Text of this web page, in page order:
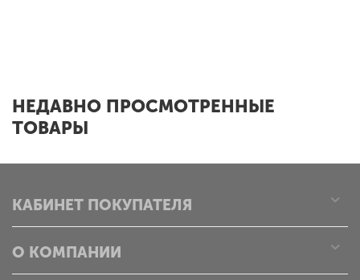
НЕДАВНО ПРОСМОТРЕННЫЕ
ТОВАРЫ
КАБИНЕТ ПОКУПАТЕЛЯ
О КОМПАНИИ